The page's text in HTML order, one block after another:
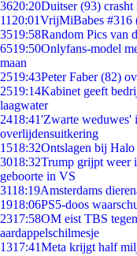
3620:20Duitser (93) crasht
11 20:01VrijMiBabes #316
3519:58Random Pics van
6519:50Onlyfans-model
maan
2519:43Peter Faber (82)
2519:14Kabinet geeft
laagwater
2418:41'Zwarte weduwes'
overlijdensuitkering
1518:32Ontslagen bij
3018:32Trump grijpt weer
geboorte in VS
3118:19Amsterdams
1918:06PS5-doos
2317:58OM eist TBS
aardappelschilmesje
1317:41Meta krijgt half